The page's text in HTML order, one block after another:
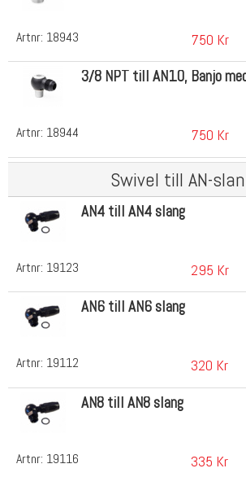
Artnr: 18943 750 Kr
Artnr: 18944
3/8 NPT till AN10, Banjo
750 Kr
Swivel till AN-
Artnr: 19123
AN4 till AN4 slang
295 Kr
Artnr: 19112
AN6 till AN6 slang
320 Kr
Artnr: 19116
AN8 till AN8 slang
335 Kr